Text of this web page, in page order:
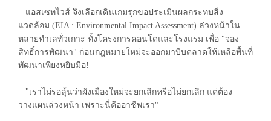
แอสเซทไวส์ จึงเลือกเดินเกมรุกขอประเมินผลกระทบสิ่ง
แวดล้อม (EIA : Environmental Impact Assessment) ล่วงหน้าใน
หลายทำเลทั่วเกาะ ทั้งโครงการคอนโดและโรงแรม เพื่อ "จอง
สิทธิ์การพัฒนา" ก่อนกฎหมายใหม่จะออกมาบีบตลาดให้เหลือพื้นที่
พัฒนาเพียงหยิบมือ!
"เราไม่รอลุ้นว่าผังเมืองใหม่จะยกเลิกหรือไม่ยกเลิก แต่ต้อง
วางแผนล่วงหน้า เพราะนี่คืออาชีพเรา"